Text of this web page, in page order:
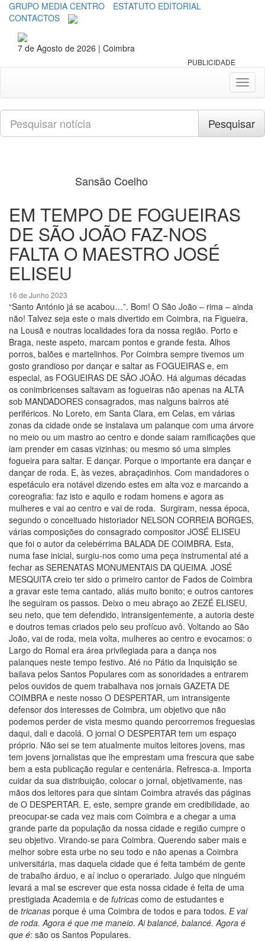
GRUPO MEDIA CENTRO
ESTATUTO EDITORIAL
CONTACTOS
7 de Agosto de 2026 | Coimbra
PUBLICIDADE
Pesquisar
Pesquisar
Sansão Coelho
EM TEMPO DE FOGUEIRAS
DE SÃO JOÃO FAZ-NOS
FALTA O MAESTRO JOSÉ
ELISEU
16 de Junho 2023
“Santo António já se acabou…”. Bom! O São João – rima – ainda
não! Talvez seja este o mais divertido em Coimbra, na Figueira,
na Lousã e noutras localidades fora da nossa região. Porto e
Braga, neste aspeto, marcam pontos e grande festa. Alhos
porros, balões e martelinhos. Por Coimbra sempre tivemos um
gosto grandioso por dançar e saltar as FOGUEIRAS e, em
especial, as FOGUEIRAS DE SÃO JOÃO. Há algumas décadas
os conimbricenses saltavam as fogueiras não apenas na ALTA
sob MANDADORES consagrados, mas nalguns bairros até
periféricos. No Loreto, em Santa Clara, em Celas, em várias
zonas da cidade onde se instalava um palanque com uma árvore
no meio ou um mastro ao centro e donde saiam ramificações que
iam prender em casas vizinhas; ou mesmo só uma simples
fogueira para saltar. E dançar. Porque o importante era dançar e
dançar de roda. E, às vezes, abraçadinhos. Com mandadores o
espetáculo era notável dizendo estes em alta voz e marcando a
coreografia: faz isto e aquilo e rodam homens e agora as
mulheres e vai ao centro e vai de roda. Surgiram, nessa época,
segundo o conceituado historiador NELSON CORREIA BORGES,
várias composições do consagrado compositor JOSÉ ELISEU
que foi o autor da celebérrima BALADA DE COIMBRA. Esta,
numa fase inicial, surgiu-nos como uma peça instrumental até a
fechar as SERENATAS MONUMENTAIS DA QUEIMA. JOSÉ
MESQUITA creio ter sido o primeiro cantor de Fados de Coimbra
a gravar este tema cantado, aliás muito bonito; e outros cantores
lhe seguiram os passos. Deixo o meu abraço ao ZEZÉ ELISEU,
seu neto, que tem defendido, intransigentemente, a autoria deste
e doutros temas criados pelo seu profícuo avô. Voltando ao São
João, vai de roda, meia volta, mulheres ao centro e evocamos: o
Largo do Romal era área privilegiada para a dança nos
palanques neste tempo festivo. Até no Pátio da Inquisição se
bailava pelos Santos Populares com as sonoridades a entrarem
pelos ouvidos de quem trabalhava nos jornais GAZETA DE
COIMBRA e neste nosso O DESPERTAR, um intransigente
defensor dos interesses de Coimbra, um objetivo que não
podemos perder de vista mesmo quando percorremos freguesias
daqui, dali e dacolá. O jornal O DESPERTAR tem um espaço
próprio. Não sei se tem atualmente muitos leitores jovens, mas
tem jovens jornalistas que lhe emprestam uma frescura que sabe
bem a esta publicação regular e centenária. Refresca-a. Importa
cuidar da sua distribuição, colocar o jornal, objetivamente, nas
mãos dos leitores para que sintam Coimbra através das páginas
de O DESPERTAR. E, este, sempre grande em credibilidade, ao
preocupar-se cada vez mais com Coimbra e a chegar a uma
grande parte da população da nossa cidade e região cumpre o
seu objetivo. Virando-se para Coimbra. Querendo saber mais e
melhor sobre esta urbe no seu todo e não apenas a Coimbra
universitária, mas daquela cidade que é feita também de gente
de trabalho árduo, e aí incluo o operariado. Julgo que ninguém
levará a mal se escrever que esta nossa cidade é feita de uma
prestigiada Academia e de futricas como de estudantes e
de tricanas porque é uma Coimbra de todos e para todos. E vai
de roda. Agora é que me maneio. Ai balancé, balancé. Agora é
que é: são os Santos Populares.